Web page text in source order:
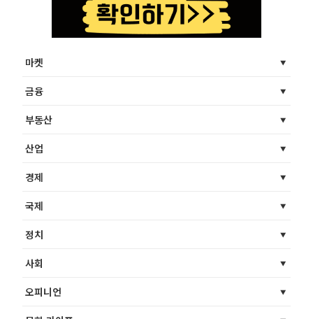
마켓
금융
부동산
산업
경제
국제
정치
사회
오피니언